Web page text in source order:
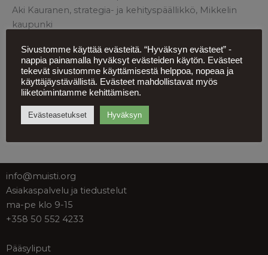
Aki Kauranen, strategia- ja kehityspäällikkö, Mikkelin
kaupunki
Jani Kokko, kansanedustaja, Muurame
Heikki Siira, talousjohtaja, Mikkeli
Anni Vepsäläinen, hallitusammattilainen, Helsinki
info@muisti.org
Asiakaspalvelu ja tiedustelut
ma-pe klo 9-15
+358 50 552 4233
Pääsyliput
Sivustomme käyttää evästeitä. “Hyväksyn evästeet” -
nappia painamalla hyväksyt evästeiden käytön. Evästeet
tekevät sivustomme käyttämisestä helppoa, nopeaa ja
käyttäjäystävällistä. Evästeet mahdollistavat myös
liiketoimintamme kehittämisen.
Evästeasetukset Hyväksyn